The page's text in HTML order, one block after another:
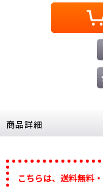
商品詳細
こちらは、送料無料